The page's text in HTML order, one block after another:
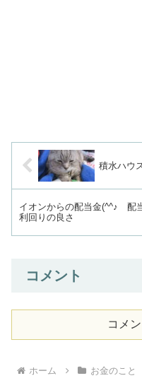
積水ハウ
イオンからの配当金(^^♪ 配
利回りの良さ
コメント
コメ
ホーム お金のこと